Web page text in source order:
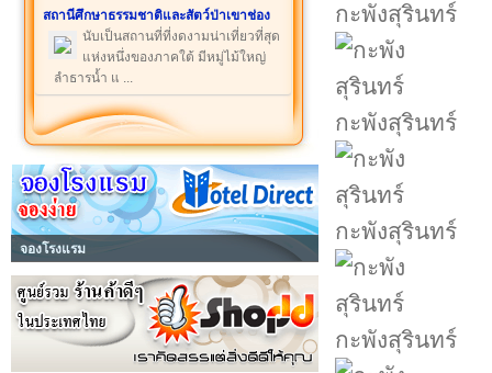
สถานีศึกษาธรรมชาติและสัตว์ป่าเขาช่อง
นับเป็นสถานที่ที่งดงามน่าเที่ยวที่สุด
แห่งหนึ่งของภาคใต้ มีหมู่ไม้ใหญ่
ลำธารน้ำ แ ...
จองโรงแรม
กะพังสุรินทร์
กะพังสุรินทร์
กะพังสุรินทร์
กะพังสุรินทร์